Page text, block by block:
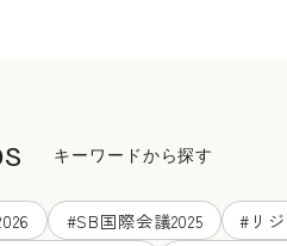
キーワードから探す
#SB国際会議2025 # リ